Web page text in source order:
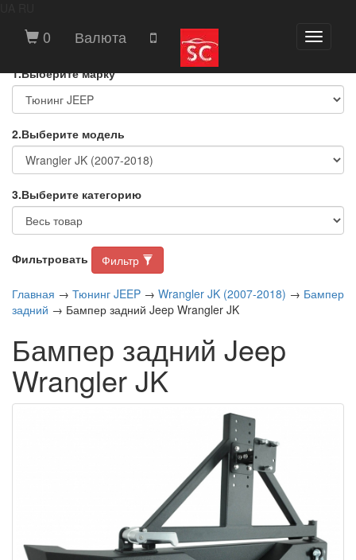
Toggle
0 Валюта
ВЫБЕРИТЕ МАРКУ И МОДЕЛЬ
АВТОМОБИЛЯ
1.Выберите марку
2.Выберите модель
3.Выберите категорию
Фильтровать Фильтр
Главная → Тюнинг JEEP → Wrangler JK (2007-2018) → Бампер
задний → Бампер задний Jeep Wrangler JK
Бампер задний Jeep
Wrangler JK